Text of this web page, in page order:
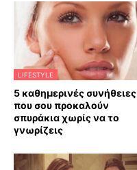
LIFESTYLE
5 καθημερινές συνήθειες
που σου προκαλούν
σπυράκια χωρίς να το
γνωρίζεις